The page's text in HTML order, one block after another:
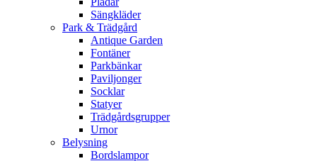
Sängkläder
Park & Trädgård
Antique Garden
Fontäner
Parkbänkar
Paviljonger
Socklar
Statyer
Trädgårdsgrupper
Urnor
Belysning
Bordslampor